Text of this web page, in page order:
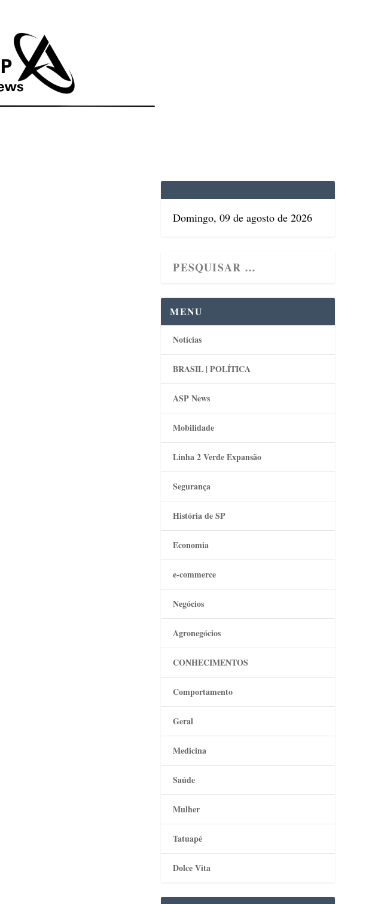
Domingo, 09 de agosto de 2026
MENU
Notícias
BRASIL | POLÍTICA
ASP News
Mobilidade
Linha 2 Verde Expansão
Segurança
História de SP
Economia
e-commerce
Negócios
Agronegócios
CONHECIMENTOS
Comportamento
Geral
Medicina
Saúde
Mulher
Tatuapé
Dolce Vita